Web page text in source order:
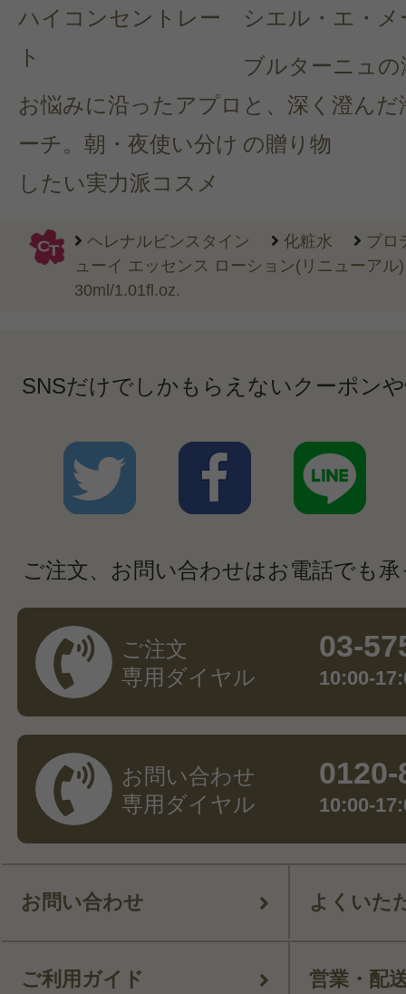
ハイコンセントレー
ト
お悩みに沿ったアプロ
ーチ。朝・夜使い分け
したい実力派コスメ
シエル・エ・メ
ブルターニュの
と、深く澄んだ
の贈り物
ヘレナルビンスタイン 化粧水
プロ
ューイ エッセンス ローション(リニューアル
30ml/1.01fl.oz.
SNSだけでしかもらえないクーポン
ご注文、お問い合わせはお電話でも
ご注文
専用ダイヤル
03-
10:00-
お問い合わせ
専用ダイヤル
10:00-
お問い合わせ よくいた
ご利用ガイド 営業・配